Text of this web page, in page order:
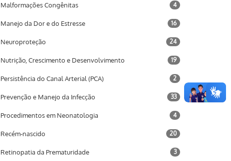
Malformações Congênitas 4
Manejo da Dor e do Estresse 16
Neuroproteção 24
Nutrição, Crescimento e Desenvolvimento 19
Persistência do Canal Arterial (PCA) 2
Prevenção e Manejo da Infecção 33
Procedimentos em Neonatologia 4
Recém-nascido 20
Retinopatia da Prematuridade 3